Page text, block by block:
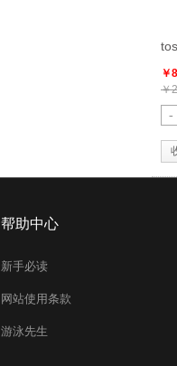
￥
￥
-
帮助中心
新手必读
网站使用条款
游泳先生